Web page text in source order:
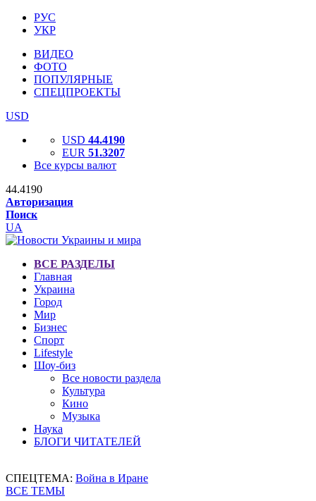
РУС
УКР
ВИДЕО
ФОТО
ПОПУЛЯРНЫЕ
СПЕЦПРОЕКТЫ
USD
USD 44.4190
EUR 51.3207
Все курсы валют
44.4190
Авторизация
Поиск
UA
ВСЕ РАЗДЕЛЫ
Главная
Украина
Город
Мир
Бизнес
Спорт
Lifestyle
Шоу-биз
Все новости раздела
Культура
Кино
Музыка
Наука
БЛОГИ ЧИТАТЕЛЕЙ
СПЕЦТЕМА: Война в Иране
ВСЕ ТЕМЫ